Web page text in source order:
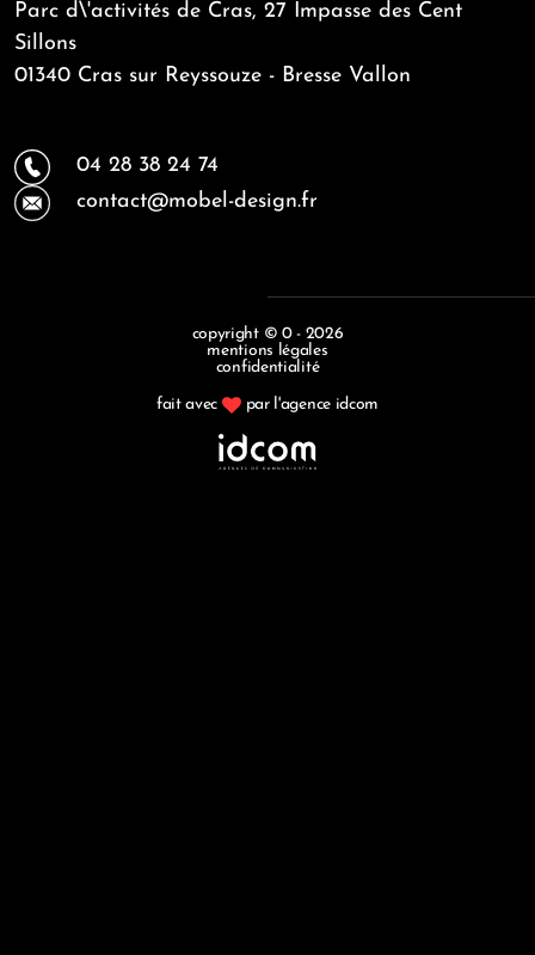
Parc d\'activités de Cras, 27 Impasse des Cent
Sillons
01340 Cras sur Reyssouze - Bresse Vallon
04 28 38 24 74
contact@mobel-design.fr
copyright © 0 - 2026
mentions légales
confidentialité
fait avec par l'agence idcom